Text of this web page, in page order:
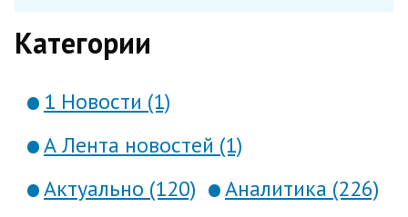
Категории
1 Новости (1)
А Лента новостей (1)
Актуально (120)
Аналитика (226)